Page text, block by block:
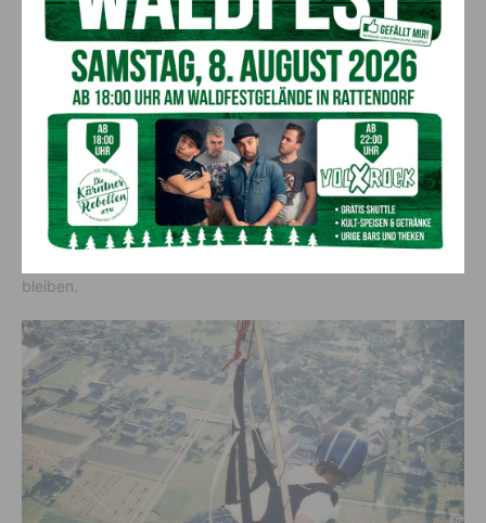
Trotz des Gewichtes von 30 kg und der Länge von sechs
Metern ließen sichHerwig SchwarzundHeinz Stampflnicht
davon abhalten, einmal vom Hochwipfel zu starten. Nach
einem anspruchsvollen Aufstieg wartete auf sie ein schwerer
Start mit einem kurzen Anlauf von fünf Metern. Dieser gelang
ihnen ohne Probleme und sie landeten, unter Verwendung des
Drachenfliegers mit Sitzbrett und ohne Rettungsschirm, sicher
in Kirchbach. Ein weiteres unvergessliches Erlebnis erwartete
sie in Aviano (Italien). Aufgrund der Lage und des Aufwindes
bleiben.